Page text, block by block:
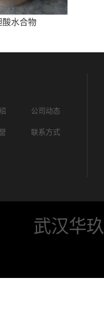
酸水合物
公司动态
联系方式
武汉华